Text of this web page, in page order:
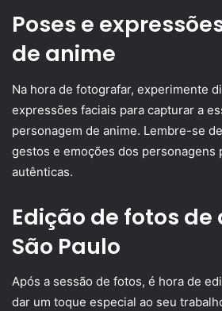
Poses e
de anime
Na hora de fotografar, experimente
expressões faciais para capturar a
personagem de anime. Lembre-se
gestos e emoções dos personagens
autênticas.
Edição de fotos
São Paulo
Após a sessão de fotos, é hora de
dar um toque especial ao seu